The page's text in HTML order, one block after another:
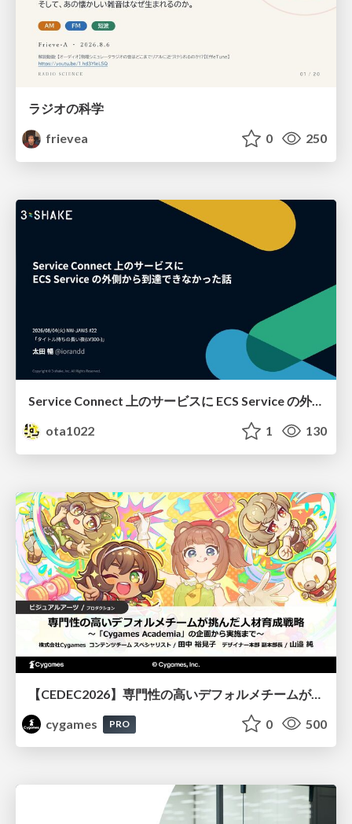
ラジオの科学
frievea
0 250
Service Connect 上のサービスに ECS Service の外側から到達できなかった話
ota1022
1 130
【CEDEC2026】専門性の高いデフォルメチームが挑んだ人材育成戦略 〜Cygames Academiaの企画から実施まで〜
cygames
PRO 0 500